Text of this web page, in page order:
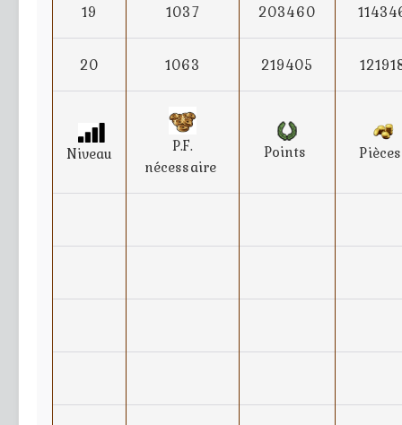
19 1037 203460
20 1063 219405
Niveau
P.F.
nécessaire
Points